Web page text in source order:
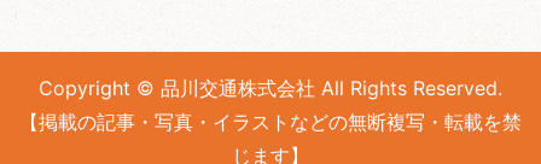
Copyright © 品川交通株式会社 All Rights Reserved.
【掲載の記事・写真・イラストなどの無断複写・転載を禁
じます】